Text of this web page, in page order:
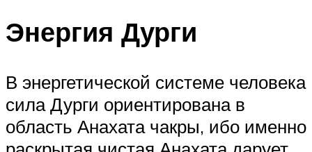
Энергия Дурги
В энергетической системе человека
сила Дурги ориентирована в
область Анахата чакры, ибо именно